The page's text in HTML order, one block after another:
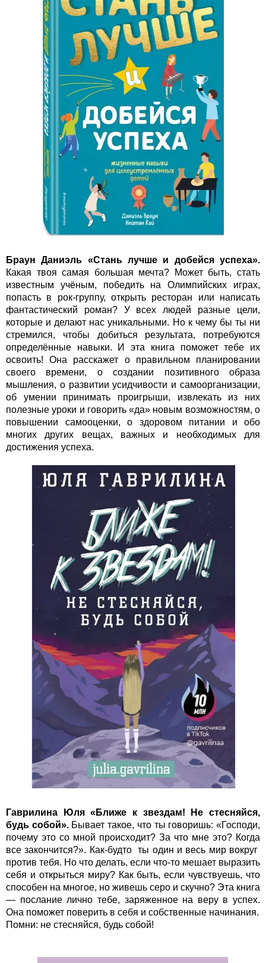
Браун Даниэль «Стань лучше и добейся успеха».
Какая твоя самая большая мечта? Может быть, стать
известным учёным, победить на Олимпийских играх,
попасть в рок-группу, открыть ресторан или написать
фантастический роман? У всех людей разные цели,
которые и делают нас уникальными. Но к чему бы ты ни
стремился, чтобы добиться результата, потребуются
определённые навыки. И эта книга поможет тебе их
освоить! Она расскажет о правильном планировании
своего времени, о создании позитивного образа
мышления, о развитии усидчивости и самоорганизации,
об умении принимать проигрыши, извлекать из них
полезные уроки и говорить «да» новым возможностям, о
повышении самооценки, о здоровом питании и обо
многих других вещах, важных и необходимых для
достижения успеха.
Гаврилина Юля «Ближе к звездам! Не стесняйся,
будь собой». Бывает такое, что ты говоришь: «Господи,
почему это со мной происходит? За что мне это? Когда
все закончится?». Как-будто ты один и весь мир вокруг
против тебя. Но что делать, если что-то мешает выразить
себя и открыться миру? Как быть, если чувствуешь, что
способен на многое, но живешь серо и скучно? Эта книга
— послание лично тебе, заряженное на веру в успех.
Она поможет поверить в себя и собственные начинания.
Помни: не стесняйся, будь собой!